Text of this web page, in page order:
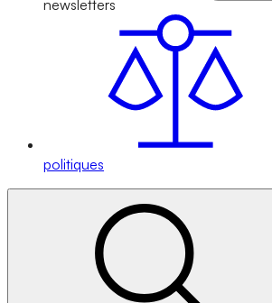
newsletters
politiques